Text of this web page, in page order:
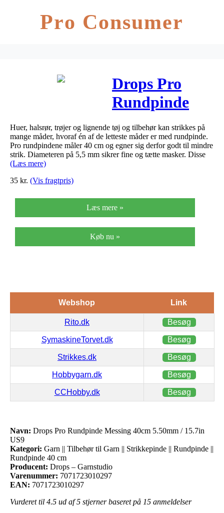
Pro Consumer
Drops Pro
Rundpinde
Messing 40cm
5.50mm /
15.7in US9
Huer, halsrør, trøjer og lignende tøj og tilbehør kan strikkes på
mange måder, hvoraf én af de letteste måder er med rundpinde.
Pro rundpindene måler 40 cm og egner sig derfor godt til mindre
strik. Diameteren på 5,5 mm sikrer fine og tætte masker. Disse
(Læs mere)
35 kr. (Vis fragtpris)
Læs mere »
Køb nu »
Webshop Link
Rito.dk Besøg
SymaskineTorvet.dk Besøg
Strikkes.dk Besøg
Hobbygarn.dk Besøg
CCHobby.dk Besøg
Navn: Drops Pro Rundpinde Messing 40cm 5.50mm / 15.7in
US9
Kategori: Garn || Tilbehør til Garn || Strikkepinde || Rundpinde ||
Rundpinde 40 cm
Producent: Drops – Garnstudio
Varenummer: 7071723010297
EAN: 7071723010297
Vurderet til 4.5 ud af 5 stjerner baseret på 15 anmeldelser